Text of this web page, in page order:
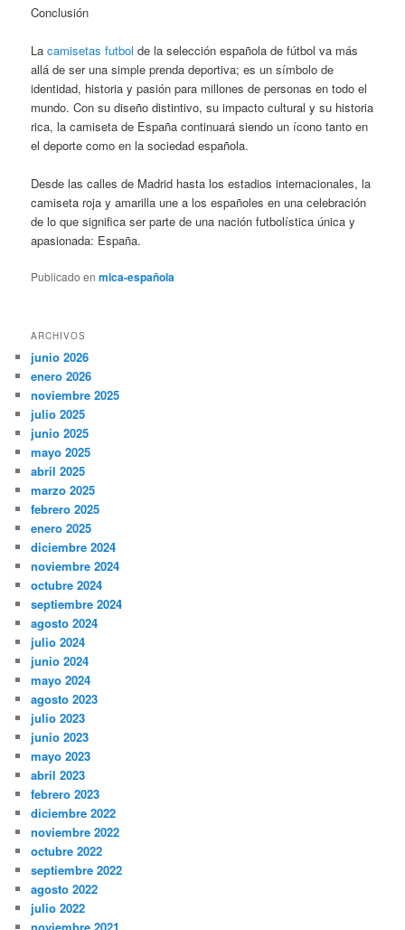
Conclusión
Lacamisetas futbol de la selección española de fútbol va más
allá de ser una simple prenda deportiva; es un símbolo de
identidad, historia y pasión para millones de personas en todo el
mundo. Con su diseño distintivo, su impacto cultural y su historia
rica, la camiseta de España continuará siendo un ícono tanto en
el deporte como en la sociedad española.
Desde las calles de Madrid hasta los estadios internacionales, la
camiseta roja y amarilla une a los españoles en una celebración
de lo que significa ser parte de una nación futbolística única y
apasionada: España.
Publicado en mica-española
ARCHIVOS
junio 2026
enero 2026
noviembre 2025
julio 2025
junio 2025
mayo 2025
abril 2025
marzo 2025
febrero 2025
enero 2025
diciembre 2024
noviembre 2024
octubre 2024
septiembre 2024
agosto 2024
julio 2024
junio 2024
mayo 2024
agosto 2023
julio 2023
junio 2023
mayo 2023
abril 2023
febrero 2023
diciembre 2022
noviembre 2022
octubre 2022
septiembre 2022
agosto 2022
julio 2022
noviembre 2021